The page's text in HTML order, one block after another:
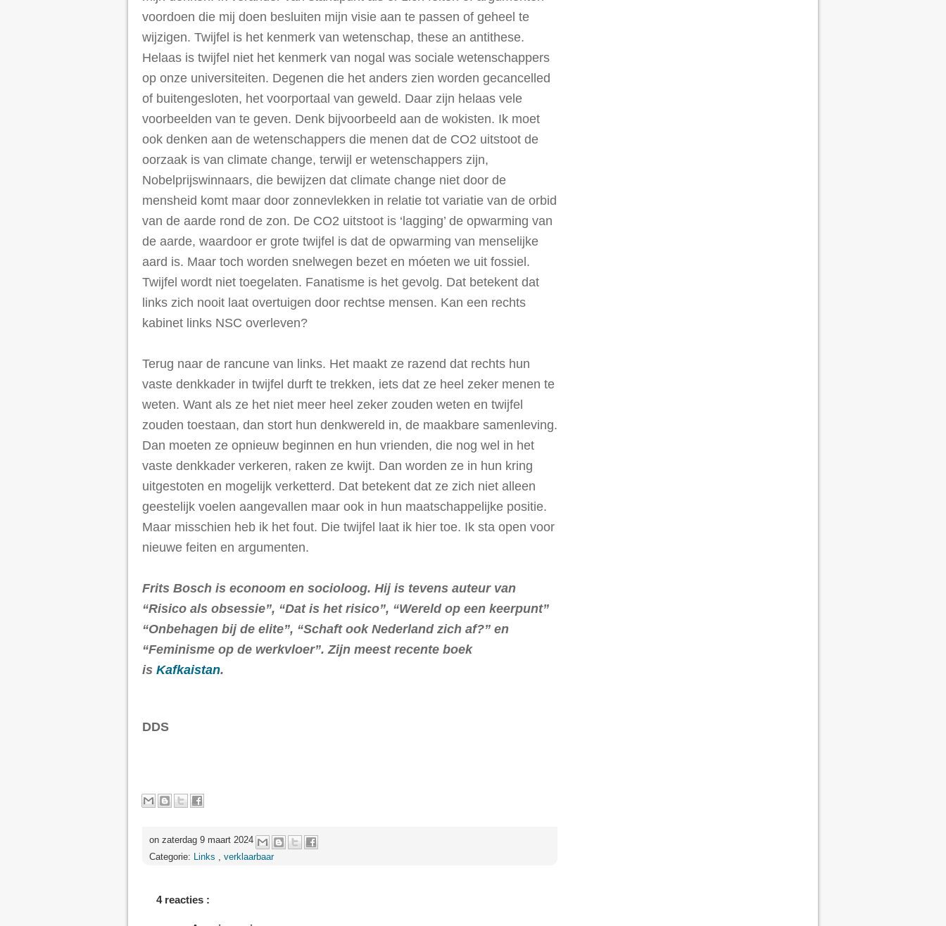
voordoen die mij doen besluiten mijn visie aan te passen of geheel te
wijzigen. Twijfel is het kenmerk van wetenschap, these an antithese.
Helaas is twijfel niet het kenmerk van nogal was sociale wetenschappers
op onze universiteiten. Degenen die het anders zien worden gecancelled
of buitengesloten, het voorportaal van geweld. Daar zijn helaas vele
voorbeelden van te geven. Denk bijvoorbeeld aan de wokisten. Ik moet
ook denken aan de wetenschappers die menen dat de CO2 uitstoot de
oorzaak is van climate change, terwijl er wetenschappers zijn,
Nobelprijswinnaars, die bewijzen dat climate change niet door de
mensheid komt maar door zonnevlekken in relatie tot variatie van de orbid
van de aarde rond de zon. De CO2 uitstoot is ‘lagging’ de opwarming van
de aarde, waardoor er grote twijfel is dat de opwarming van menselijke
aard is. Maar toch worden snelwegen bezet en móeten we uit fossiel.
Twijfel wordt niet toegelaten. Fanatisme is het gevolg. Dat betekent dat
links zich nooit laat overtuigen door rechtse mensen. Kan een rechts
kabinet links NSC overleven?
Terug naar de rancune van links. Het maakt ze razend dat rechts hun
vaste denkkader in twijfel durft te trekken, iets dat ze heel zeker menen te
weten. Want als ze het niet meer heel zeker zouden weten en twijfel
zouden toestaan, dan stort hun denkwereld in, de maakbare samenleving.
Dan moeten ze opnieuw beginnen en hun vrienden, die nog wel in het
vaste denkkader verkeren, raken ze kwijt. Dan worden ze in hun kring
uitgestoten en mogelijk verketterd. Dat betekent dat ze zich niet alleen
geestelijk voelen aangevallen maar ook in hun maatschappelijke positie.
Maar misschien heb ik het fout. Die twijfel laat ik hier toe. Ik sta open voor
nieuwe feiten en argumenten.
Frits Bosch is econoom en socioloog. Hij is tevens auteur van
“Risico als obsessie”, “Dat is het risico”, “Wereld op een keerpunt”
“Onbehagen bij de elite”, “Schaft ook Nederland zich af?” en
“Feminisme op de werkvloer”. Zijn meest recente boek
is Kafkaistan.
DDS
on zaterdag 9 maart 2024
Categorie: Links verklaarbaar
4 reacties :